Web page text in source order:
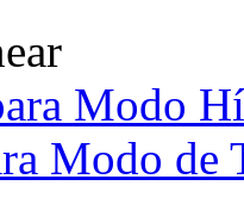
Modo
Modo de